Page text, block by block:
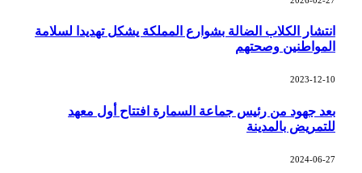
انتشار الكلاب الضالة بشوارع المملكة يشكل تهديدا لسلامة
المواطنين وصحتهم
2023-12-10
بعد جهود من رئيس جماعة السمارة افتتاح أول معهد
للتمريض بالمدينة
2024-06-27